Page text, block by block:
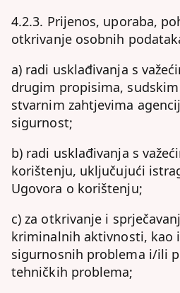
4.2.3. Prijenos, uporaba,
otkrivanje osobnih
a) radi usklađivanja s
drugim propisima,
stvarnim zahtjevima
sigurnost;
b) radi usklađivanja s
korištenju, uključujući
Ugovora o korištenju;
c) za otkrivanje i
kriminalnih aktivnosti, kao
sigurnosnih problema i/ili
tehničkih problema;